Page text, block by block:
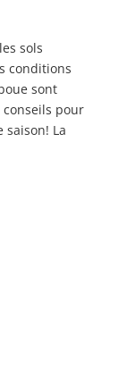
sols
conditions
sont
pour
La